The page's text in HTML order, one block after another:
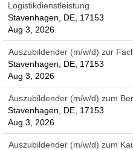
Logistikdienstleistung
Stavenhagen, DE, 17153
Aug 3, 2026
Auszubildender (m/w/d) zur
Stavenhagen, DE, 17153
Aug 3, 2026
Auszubildender (m/w/d) zum
Stavenhagen, DE, 17153
Aug 3, 2026
Auszubildender (m/w/d) zum